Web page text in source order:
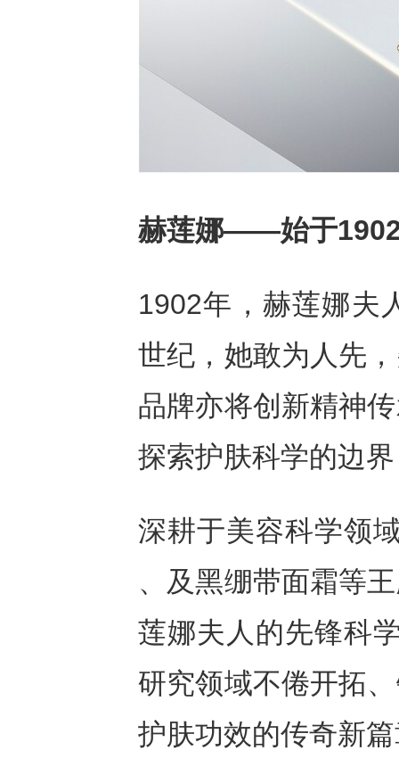
赫莲娜——始于
1902年，赫莲娜夫
世纪，她敢为人先
品牌亦将创新精神
探索护肤科学的边
深耕于美容科学领
、及黑绷带面霜等
莲娜夫人的先锋科
研究领域不倦开拓
护肤功效的传奇新